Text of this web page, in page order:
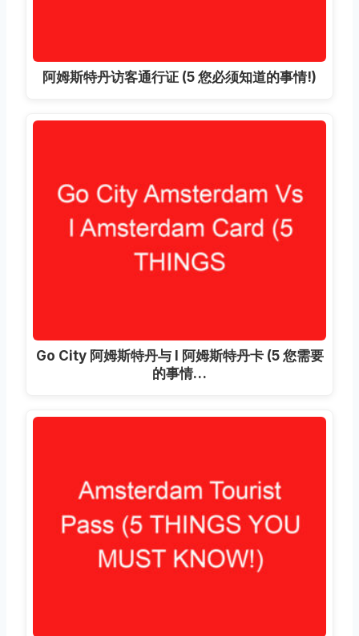
阿姆斯特丹访客通行证 (5 您必须知道的事情!)
Go City 阿姆斯特丹与 I 阿姆斯特丹卡 (5 您需要
的事情…